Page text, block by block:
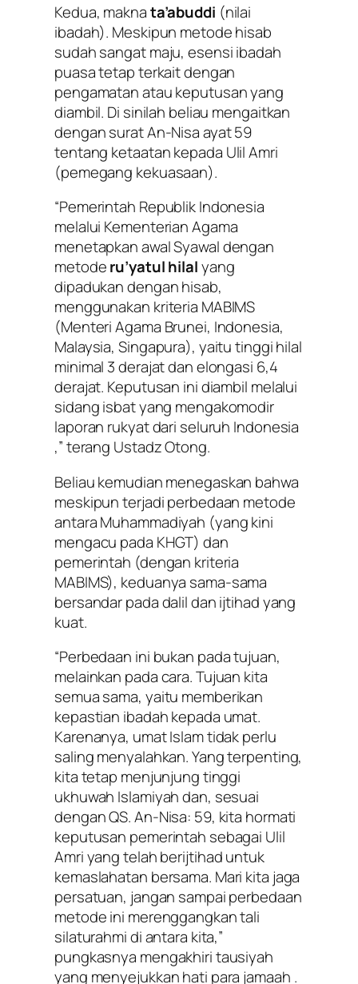
Kedua, maknata’abuddi (nilai
ibadah). Meskipun metode hisab
sudah sangat maju, esensi ibadah
puasa tetap terkait dengan
pengamatan atau keputusan yang
diambil. Di sinilah beliau mengaitkan
dengan surat An-Nisa ayat 59
tentang ketaatan kepada Ulil Amri
(pemegang kekuasaan).
“Pemerintah Republik Indonesia
melalui Kementerian Agama
menetapkan awal Syawal dengan
metoderu’yatul hilalyang
dipadukan dengan hisab,
menggunakan kriteria MABIMS
(Menteri Agama Brunei, Indonesia,
Malaysia, Singapura), yaitu tinggi hilal
minimal 3 derajat dan elongasi 6,4
derajat. Keputusan ini diambil melalui
sidang isbat yang mengakomodir
laporan rukyat dari seluruh Indonesia
,” terang Ustadz Otong.
Beliau kemudian menegaskan bahwa
meskipun terjadi perbedaan metode
antara Muhammadiyah (yang kini
mengacu pada KHGT) dan
pemerintah (dengan kriteria
MABIMS), keduanya sama-sama
bersandar pada dalil dan ijtihad yang
kuat.
“Perbedaan ini bukan pada tujuan,
melainkan pada cara. Tujuan kita
semua sama, yaitu memberikan
kepastian ibadah kepada umat.
Karenanya, umat Islam tidak perlu
saling menyalahkan. Yang terpenting,
kita tetap menjunjung tinggi
ukhuwah Islamiyah dan, sesuai
dengan QS. An-Nisa: 59, kita hormati
keputusan pemerintah sebagai Ulil
Amriyang telah berijtihad untuk
kemaslahatan bersama. Mari kita jaga
persatuan, jangan sampai perbedaan
metode ini merenggangkan tali
silaturahmi di antara kita,”
pungkasnya mengakhiri tausiyah
yang menyejukkan hati para jamaah .